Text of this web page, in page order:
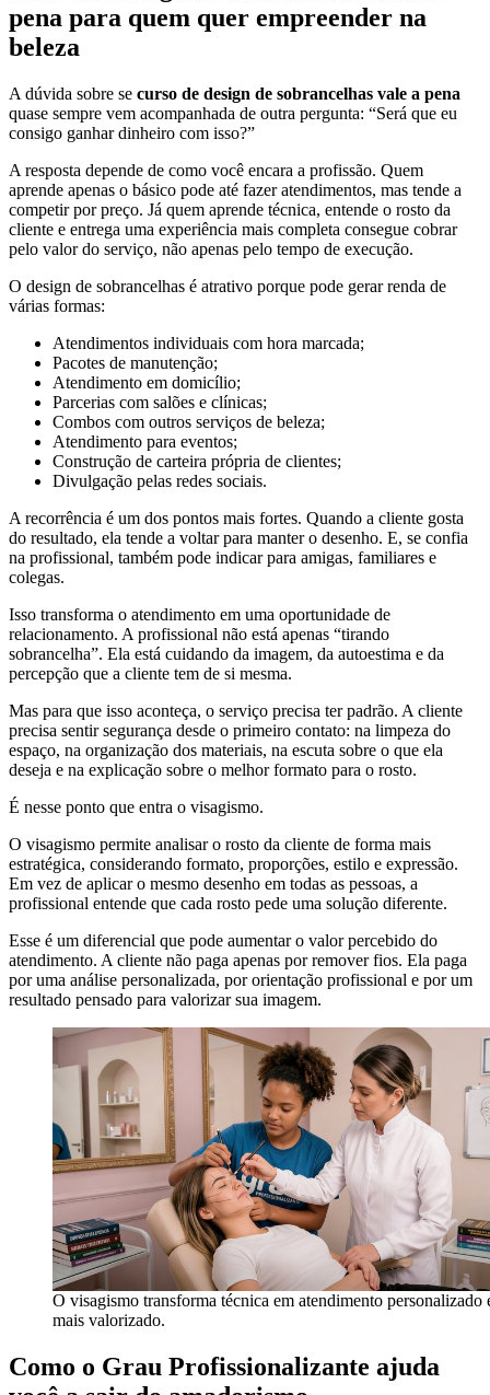
pena para quem quer empreender na
beleza
A dúvida sobre se curso de design de sobrancelhas vale a pena
quase sempre vem acompanhada de outra pergunta: “Será que eu
consigo ganhar dinheiro com isso?”
A resposta depende de como você encara a profissão. Quem
aprende apenas o básico pode até fazer atendimentos, mas tende a
competir por preço. Já quem aprende técnica, entende o rosto da
cliente e entrega uma experiência mais completa consegue cobrar
pelo valor do serviço, não apenas pelo tempo de execução.
O design de sobrancelhas é atrativo porque pode gerar renda de
várias formas:
Atendimentos individuais com hora marcada;
Pacotes de manutenção;
Atendimento em domicílio;
Parcerias com salões e clínicas;
Combos com outros serviços de beleza;
Atendimento para eventos;
Construção de carteira própria de clientes;
Divulgação pelas redes sociais.
A recorrência é um dos pontos mais fortes. Quando a cliente gosta
do resultado, ela tende a voltar para manter o desenho. E, se confia
na profissional, também pode indicar para amigas, familiares e
colegas.
Isso transforma o atendimento em uma oportunidade de
relacionamento. A profissional não está apenas “tirando
sobrancelha”. Ela está cuidando da imagem, da autoestima e da
percepção que a cliente tem de si mesma.
Mas para que isso aconteça, o serviço precisa ter padrão. A cliente
precisa sentir segurança desde o primeiro contato: na limpeza do
espaço, na organização dos materiais, na escuta sobre o que ela
deseja e na explicação sobre o melhor formato para o rosto.
É nesse ponto que entra o visagismo.
O visagismo permite analisar o rosto da cliente de forma mais
estratégica, considerando formato, proporções, estilo e expressão.
Em vez de aplicar o mesmo desenho em todas as pessoas, a
profissional entende que cada rosto pede uma solução diferente.
Esse é um diferencial que pode aumentar o valor percebido do
atendimento. A cliente não paga apenas por remover fios. Ela paga
por uma análise personalizada, por orientação profissional e por um
resultado pensado para valorizar sua imagem.
O visagismo transforma técnica em atendimento personalizado
mais valorizado.
Como o Grau Profissionalizante ajuda